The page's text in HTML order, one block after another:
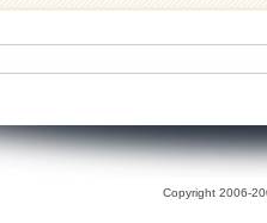
Copyright 2006-